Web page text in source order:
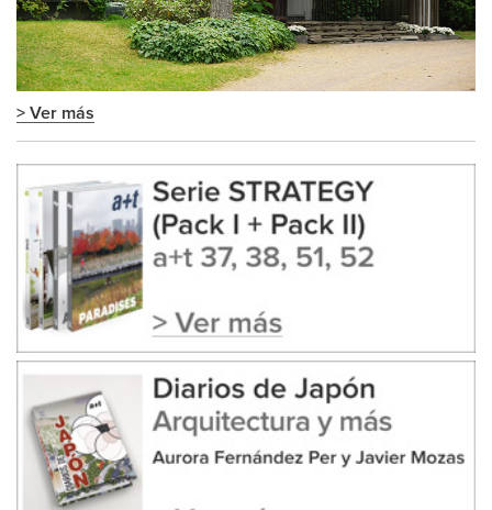
> Ver más